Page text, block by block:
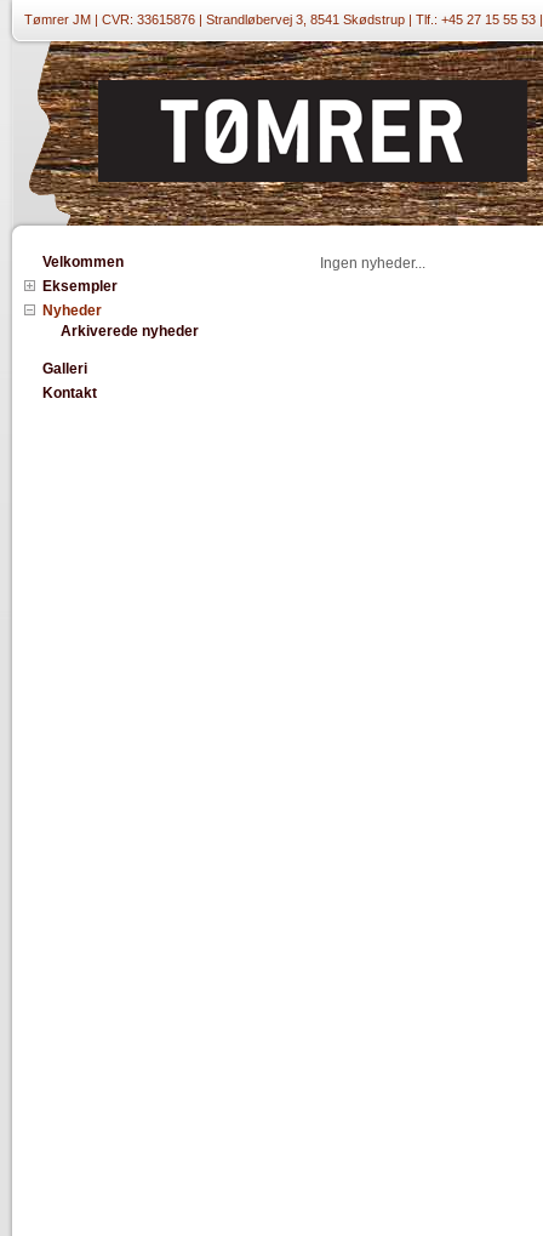
Tømrer JM | CVR: 33615876 | Strandløbervej 3, 8541 Skødstrup | Tlf.: +45 27 15 55 53
Velkommen
Eksempler
Nyheder
Arkiverede nyheder
Galleri
Kontakt
Ingen nyheder...